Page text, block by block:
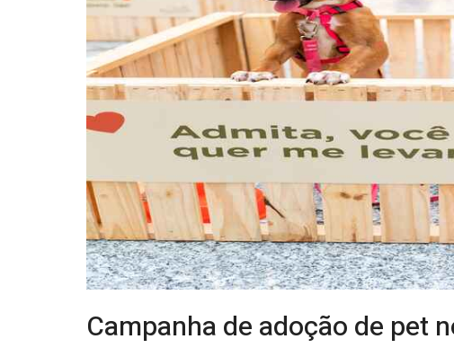
Campanha de adoção de pet